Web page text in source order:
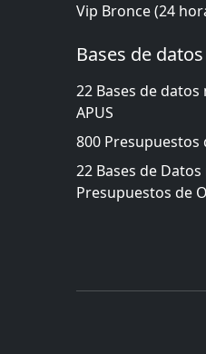
Vip Bronce (24
Bases de datos
22 Bases de datos
APUS
800 Presupuestos
22 Bases de Datos
Presupuestos de